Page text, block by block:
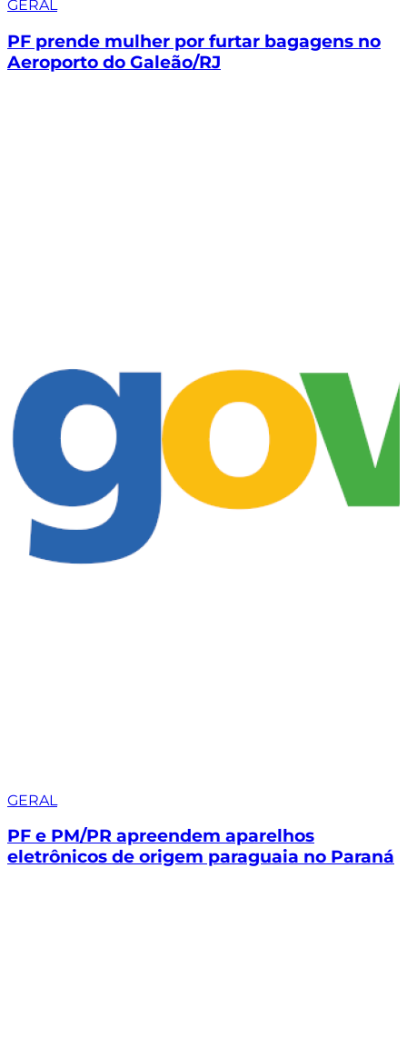
GERAL
PF prende mulher por furtar bagagens no
Aeroporto do Galeão/RJ
GERAL
PF e PM/PR apreendem aparelhos
eletrônicos de origem paraguaia no Paraná